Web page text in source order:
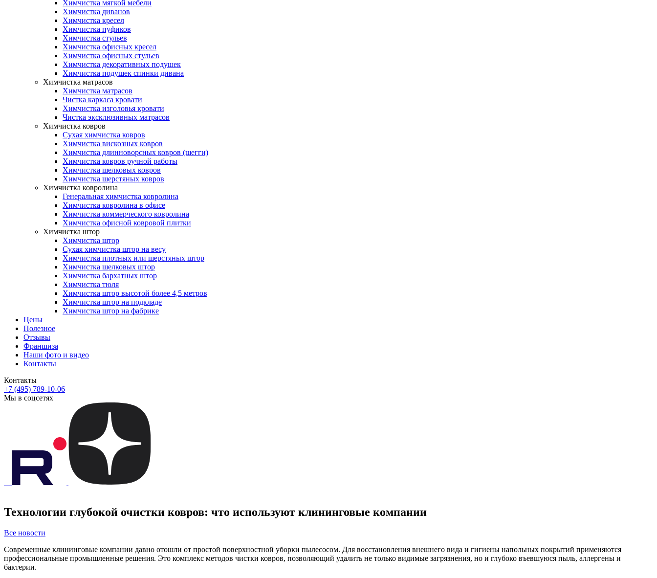
Химчистка мягкой мебели
Химчистка диванов
Химчистка кресел
Химчистка пуфиков
Химчистка стульев
Химчистка офисных кресел
Химчистка офисных стульев
Химчистка декоративных подушек
Химчистка подушек спинки дивана
Химчистка матрасов
Химчистка матрасов
Чистка каркаса кровати
Химчистка изголовья кровати
Чистка эксклюзивных матрасов
Химчистка ковров
Сухая химчистка ковров
Химчистка вискозных ковров
Химчистка длинноворсных ковров (шегги)
Химчистка ковров ручной работы
Химчистка шелковых ковров
Химчистка шерстяных ковров
Химчистка ковролина
Генеральная химчистка ковролина
Химчистка ковролина в офисе
Химчистка коммерческого ковролина
Химчистка офисной ковровой плитки
Химчистка штор
Химчистка штор
Сухая химчистка штор на весу
Химчистка плотных или шерстяных штор
Химчистка шелковых штор
Химчистка бархатных штор
Химчистка тюля
Химчистка штор высотой более 4,5 метров
Химчистка штор на подкладе
Химчистка штор на фабрике
Цены
Полезное
Отзывы
Франшиза
Наши фото и видео
Контакты
Контакты
+7 (495) 789-10-06
Мы в соцсетях
Технологии глубокой очистки ковров: что используют клининговые компании
Все новости
Современные клининговые компании давно отошли от простой поверхностной уборки пылесосом. Для восстановления внешнего вида и гигиены напольных покрытий применяются
профессиональные промышленные решения. Это комплекс методов чистки ковров, позволяющий удалить не только видимые загрязнения, но и глубоко въевшуюся пыль, аллергены и
бактерии.